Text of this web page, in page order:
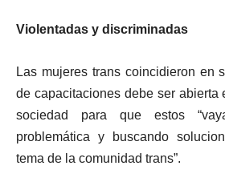
Violentadas y discriminadas
Las mujeres trans coincidieron en
de capacitaciones debe ser abierta
sociedad para que estos
problemática y buscando
tema de la comunidad trans”.